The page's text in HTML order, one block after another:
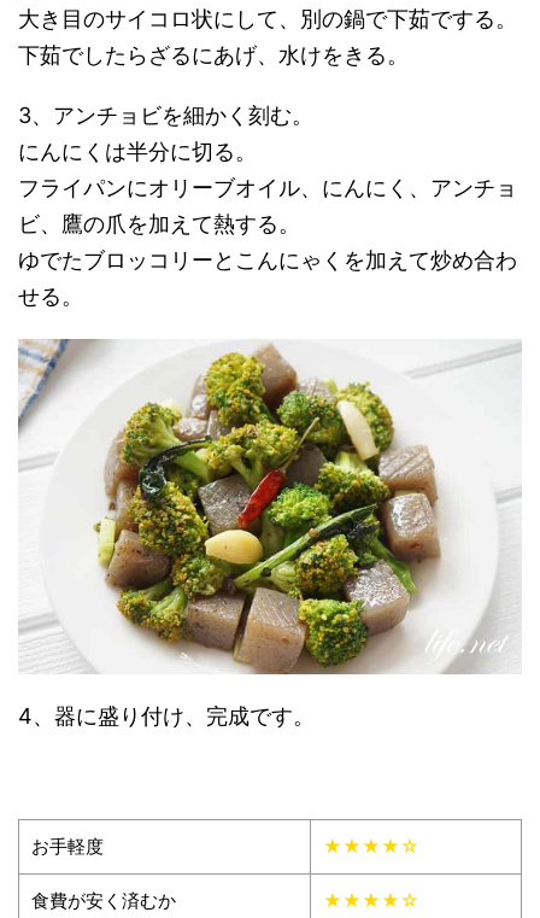
大き目のサイコロ状にして、別の鍋で下茹でする。
下茹でしたらざるにあげ、水けをきる。
3、アンチョビを細かく刻む。
にんにくは半分に切る。
フライパンにオリーブオイル、にんにく、アンチョ
ビ、鷹の爪を加えて熱する。
ゆでたブロッコリーとこんにゃくを加えて炒め合わ
せる。
4、器に盛り付け、完成です。
お手軽度 ★★★★☆
食費が安く済むか ★★★★☆